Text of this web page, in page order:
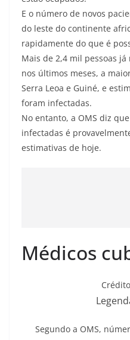
E o número de novos
do leste do continente
rapidamente do que é
Mais de 2,4 mil pessoas
nos últimos meses, a
Serra Leoa e Guiné, e
foram infectadas.
No entanto, a OMS diz
infectadas é
estimativas de hoje.
Médicos
Segundo a OMS,